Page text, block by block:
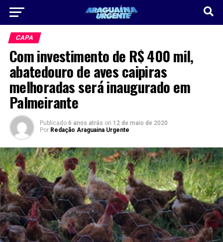
CAPA
Com investimento de R$ 400 mil,
abatedouro de aves caipiras
melhoradas será inaugurado em
Palmeirante
Publicado 6 anos atrás on 12 de maio de 2020
Por Redação Araguaina Urgente